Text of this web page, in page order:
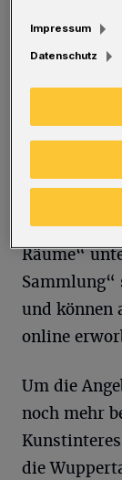
Foto: VDHM
Auch die
Von Anfang
Um 18 Uhr
Führung in
Räume“
und können
online
Um die
noch mehr
die
Impressum
Datenschutz